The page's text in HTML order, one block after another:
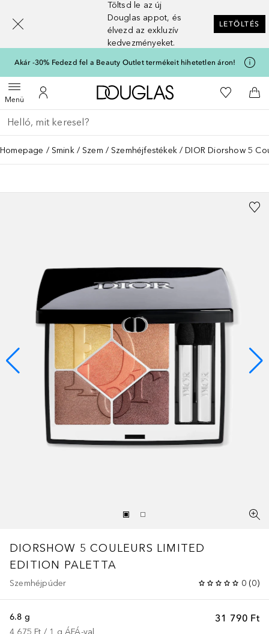
Töltsd le az új
Douglas appot, és
élvezd az exkluzív
kedvezményeket.
LETÖLTÉS
Akár -30% Fedezd fel a Beauty Outlet termékeit hihetetlen áron!
MenüMenü megnyitása
A fiókomhoz
A Douglas Főoldalra
A
Menj vissza
Keresés végrehajtása
Homepage Smink Szem Szemhéjfestékek DIOR Diorshow 5
DIORSHOW 5 COULEURS LIMITED
EDITION PALETTA
Szemhéjpúder 0 (0)
31 790 Ft
6.8 g
4 675 Ft / 1 g ÁFÁ-val
[navigation.slideout.screenreader]